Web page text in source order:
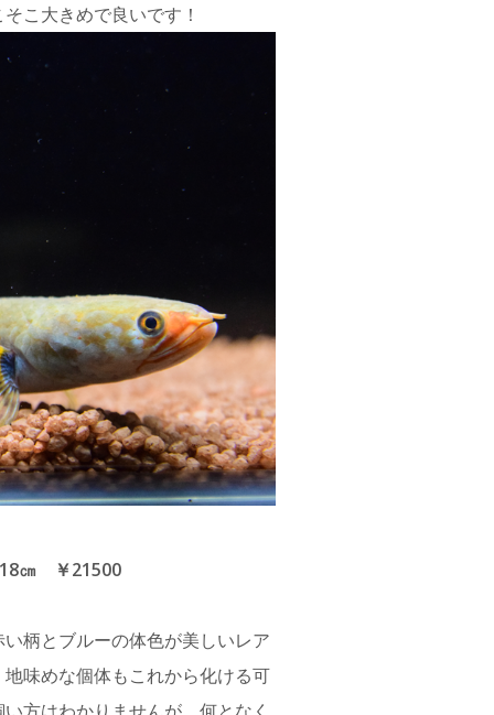
こ大きめで良いです！
㎝ ￥21500
柄とブルーの体色が美しいレア
味めな個体もこれから化ける可